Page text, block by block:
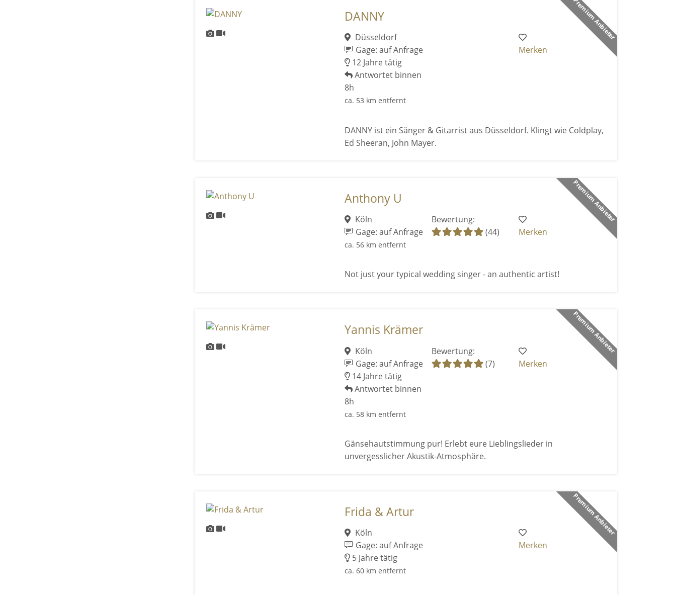
Premium Anbieter
DANNY
Düsseldorf
Gage: auf Anfrage
12 Jahre tätig
Antwortet binnen
8h
ca. 53 km entfernt
Merken
DANNY ist ein Sänger & Gitarrist aus Düsseldorf. Klingt wie Coldplay,
Ed Sheeran, John Mayer.
Premium Anbieter
Anthony U
Köln
Gage: auf Anfrage
ca. 56 km entfernt
Bewertung:
(44)
Merken
Not just your typical wedding singer - an authentic artist!
Premium Anbieter
Yannis Krämer
Köln
Gage: auf Anfrage
14 Jahre tätig
Antwortet binnen
8h
ca. 58 km entfernt
Bewertung:
(7)
Merken
Gänsehautstimmung pur! Erlebt eure Lieblingslieder in
unvergesslicher Akustik-Atmosphäre.
Premium Anbieter
Frida & Artur
Köln
Gage: auf Anfrage
5 Jahre tätig
ca. 60 km entfernt
Merken